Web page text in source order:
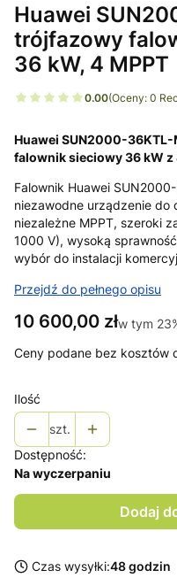
Huawei
trójfazowy
36 kW, 4 MPPT
0.00(Oceny: 0
Huawei SUN2000-
falownik sieciowy 36 kW z
Falownik Huawei
niezawodne urządzenie do
niezależne MPPT, szeroki
1000 V), wysoką
wybór do instalacji
Przejdź do pełnego opisu
Cena
10 600,00 złw tym
w tym
Ceny podane bez kosztów
Ilość
szt.
Dostępność:
Na wyczerpaniu
Dodaj
Czas wysyłki:48 godzin